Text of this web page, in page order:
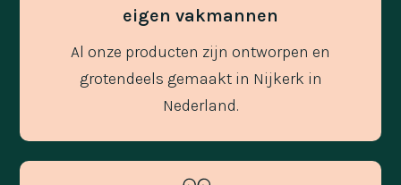
eigen vakmannen
Al onze producten zijn ontworpen en
grotendeels gemaakt in Nijkerk in
Nederland.